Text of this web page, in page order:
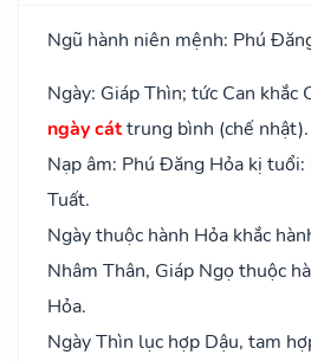
Ngũ hành niên mệnh: Phú
Ngày: Giáp Thìn; tức Can khắc
ngày cáttrung bình (chế nhật).
Nạp âm: Phú Đăng Hỏa kị tuổi:
Tuất.
Ngày thuộc hành Hỏa khắc
Nhâm Thân, Giáp Ngọ thuộc
Hỏa.
Ngày Thìn lục hợp Dậu, tam